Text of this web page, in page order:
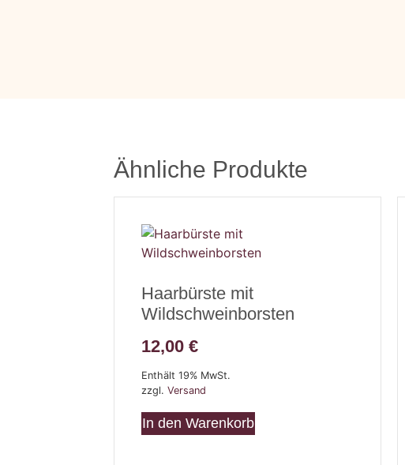
Ähnliche Produkte
Haarbürste mit
Wildschweinborsten
12,00€
Enthält 19% MwSt.
zzgl.Versand
In den Warenkorb